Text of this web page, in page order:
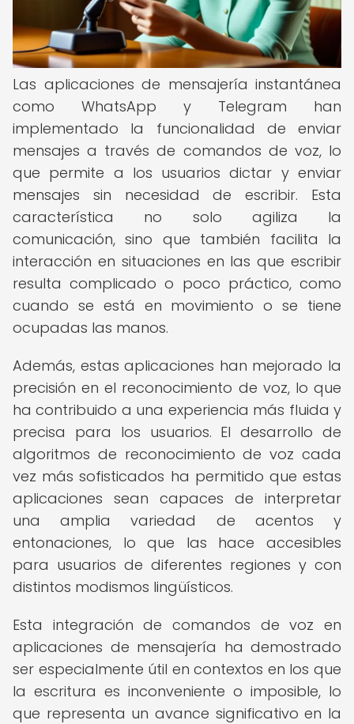
Las aplicaciones de mensajería instantánea
como WhatsApp y Telegram han
implementado la funcionalidad de enviar
mensajes a través de comandos de voz, lo
que permite a los usuarios dictar y enviar
mensajes sin necesidad de escribir. Esta
característica no solo agiliza la
comunicación, sino que también facilita la
interacción en situaciones en las que escribir
resulta complicado o poco práctico, como
cuando se está en movimiento o se tiene
ocupadas las manos.
Además, estas aplicaciones han mejorado la
precisión en el reconocimiento de voz, lo que
ha contribuido a una experiencia más fluida y
precisa para los usuarios. El desarrollo de
algoritmos de reconocimiento de voz cada
vez más sofisticados ha permitido que estas
aplicaciones sean capaces de interpretar
una amplia variedad de acentos y
entonaciones, lo que las hace accesibles
para usuarios de diferentes regiones y con
distintos modismos lingüísticos.
Esta integración de comandos de voz en
aplicaciones de mensajería ha demostrado
ser especialmente útil en contextos en los que
la escritura es inconveniente o imposible, lo
que representa un avance significativo en la